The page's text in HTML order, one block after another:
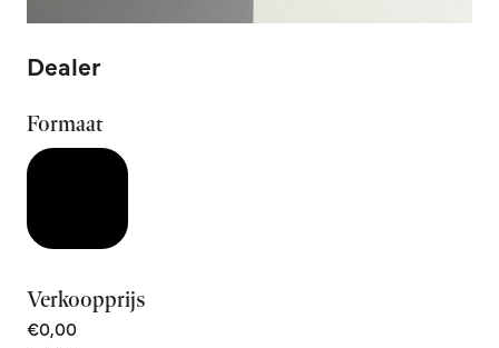
Dealer
Formaat
Verkoopprijs
€0,00